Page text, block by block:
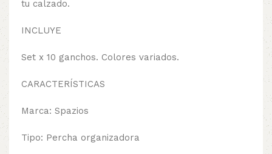
tu calzado.
INCLUYE
Set x 10 ganchos. Colores variados.
CARACTERÍSTICAS
Marca: Spazios
Tipo: Percha organizadora